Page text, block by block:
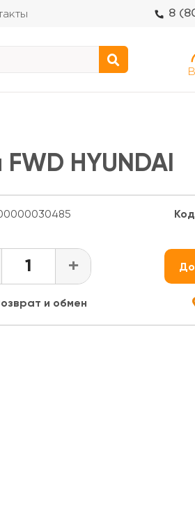
8
HYUNDAI
+
и обмен